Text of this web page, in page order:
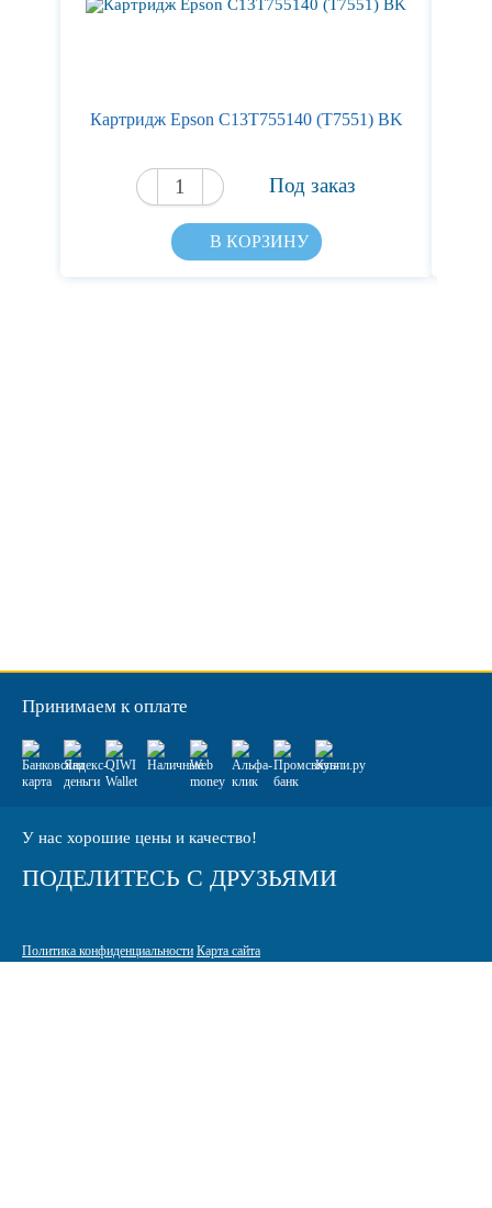
Картридж Epson C13T755140 (T7551) BK
Под заказ
В КОРЗИНУ
Принимаем к оплате
У нас хорошие цены и качество!
ПОДЕЛИТЕСЬ С ДРУЗЬЯМИ
Политика конфиденциальности Карта сайта